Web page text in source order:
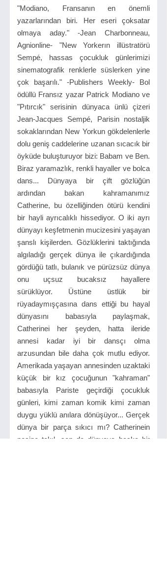
"Modiano, Fransanın en önemli
yazarlarından biri. Her eseri çoksatar
olmaya aday." -Jean Charbonneau,
Agnionline- "New Yorkerın illüstratörü
Sempé, hassas çocukluk günlerimizi
sinematografik renklerle süslerken yine
çok başarılı." -Publishers Weekly- Bol
ödüllü Fransız yazar Patrick Modiano ve
"Pıtırcık" serisinin dünyaca ünlü çizeri
Jean-Jacques Sempé, Parisin nostaljik
sokaklarından New Yorkun gökdelenlerle
dolu geniş caddelerine uzanan sıcacık bir
öyküde buluşturuyor bizi: Babam ve Ben.
Biraz yaramazlık, renkli hayaller ve bolca
dans... Dünyaya bir çift gözlüğün
ardından bakan kahramanımız
Catherine, bu özelliğinden ötürü kendini
bir hayli ayrıcalıklı hissediyor. O iki ayrı
dünyayı keşfetmenin mucizesini yaşayan
şanslı kişilerden. Gözlüklerini taktığında
algıladığı gerçek dünya ile çıkardığında
gördüğü tatlı, bulanık ve pürüzsüz dünya
onu uçsuz bucaksız hayallere
sürüklüyor. Üstüne üstlük bir
rüyadaymışçasına dans ettiği bu hayal
dünyasını babasıyla paylaşmak,
Catherinei her şeyden, hatta ileride
annesi kadar iyi bir dansçı olma
arzusundan bile daha çok mutlu ediyor.
Amerikada yaşayan annesinden uzaktaki
küçük bir kız çocuğunun "kahraman"
babasıyla Pariste geçirdiği çocukluk
günleri, kimi zaman komik kimi zaman
duygu yüklü anılara dönüşüyor... Gerçek
dünya bir parça sıkıcı mı? Catherinein
peşine takıl, sen de dünyaya başka bir